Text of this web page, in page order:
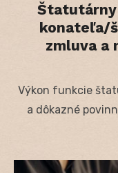
Štatutárny
konateľa/
zmluva a
Výkon funkcie
a dôkazné